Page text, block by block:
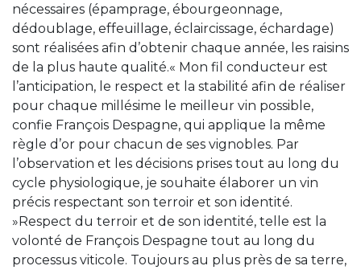
nécessaires (épamprage, ébourgeonnage,
dédoublage, effeuillage, éclaircissage, échardage)
sont réalisées afin d’obtenir chaque année, les raisins
de la plus haute qualité.« Mon fil conducteur est
l’anticipation, le respect et la stabilité afin de réaliser
pour chaque millésime le meilleur vin possible,
confie François Despagne, qui applique la même
règle d’or pour chacun de ses vignobles. Par
l’observation et les décisions prises tout au long du
cycle physiologique, je souhaite élaborer un vin
précis respectant son terroir et son identité.
»Respect du terroir et de son identité, telle est la
volonté de François Despagne tout au long du
processus viticole. Toujours au plus près de sa terre,